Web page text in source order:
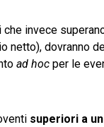
invece
netto), dovranno
ad hoc per le
superiori a